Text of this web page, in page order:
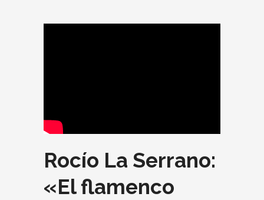
Rocío La Serrano:
«El flamenco